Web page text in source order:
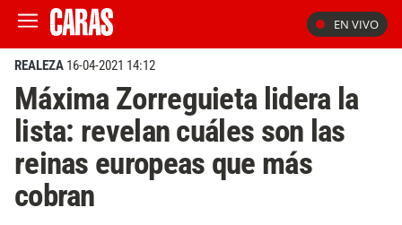
EN VIVO
REALEZA 16-04-2021 14:12
Máxima Zorreguieta lidera la
lista: revelan cuáles son las
reinas europeas que más
cobran